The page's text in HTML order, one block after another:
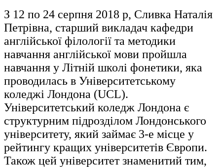
З 12 по 24 серпня 2018 р, Сливка Наталія
Петрівна, старший викладач кафедри
англійської філології та методики
навчання англійської мови пройшла
навчання у Літній школі фонетики, яка
проводилась в Університетському
коледжі Лондона (UCL).
Університетський коледж Лондона є
структурним підрозділом Лондонського
університету, який займає 3-е місце у
рейтингу кращих університетів Європи.
Також цей університет знаменитий тим,